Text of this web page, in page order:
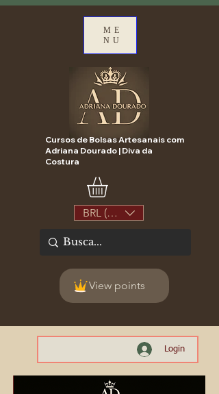
ME
NU
Cursos de Bolsas Artesanais com
Adriana Dourado | Diva da
Costura
BRL (R$)
View points
Login